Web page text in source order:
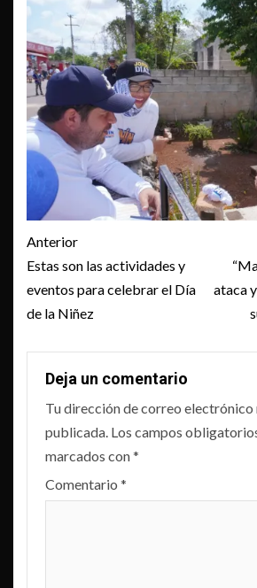
Post
navigation
Anterior
Estas son las actividades y
eventos para celebrar el Día
de la Niñez
ataca
Deja un comentario
Tu dirección de correo electrónico
publicada. Los campos
marcados con*
Comentario *